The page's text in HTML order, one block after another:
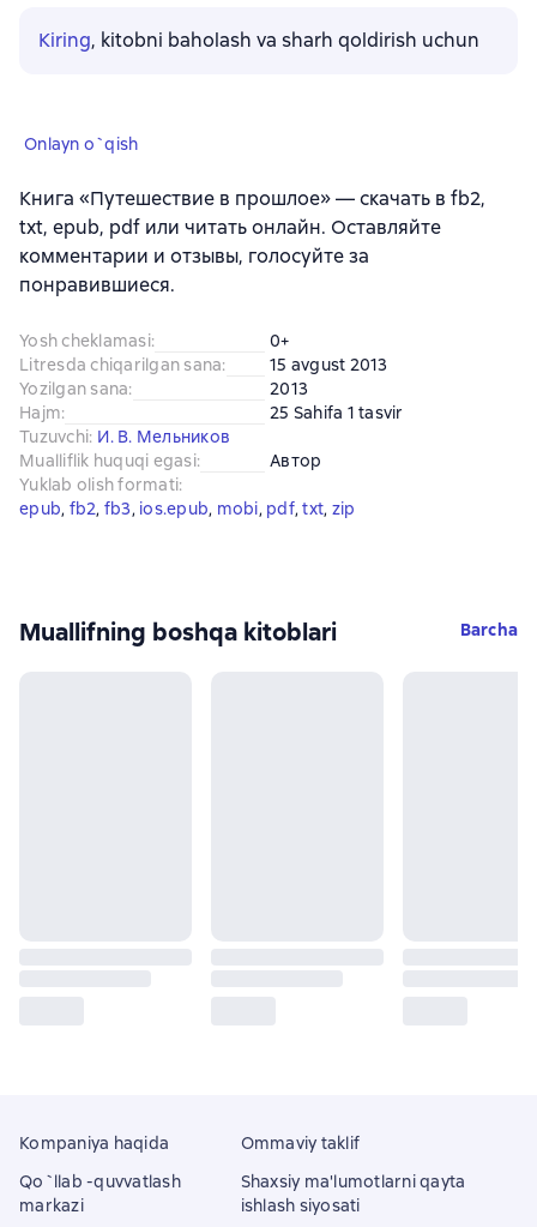
Kiring, kitobni baholash va sharh qoldirish uchun
Onlayn o`qish
Книга «Путешествие в прошлое» — скачать в fb2,
txt, epub, pdf или читать онлайн. Оставляйте
комментарии и отзывы, голосуйте за
понравившиеся.
Yosh cheklamasi:
0+
Litresda chiqarilgan sana:
15 avgust 2013
Yozilgan sana:
2013
Hajm:
25 Sahifa 1 tasvir
Tuzuvchi: И. В. Мельников
Mualliflik huquqi egasi:
Автор
Yuklab olish formati:
epub, fb2, fb3, ios.epub, mobi, pdf, txt, zip
Muallifning boshqa kitoblari Barcha
Kompaniya haqida
Qo`llab -quvvatlash
markazi
Ommaviy taklif
Shaxsiy ma'lumotlarni qayta
ishlash siyosati